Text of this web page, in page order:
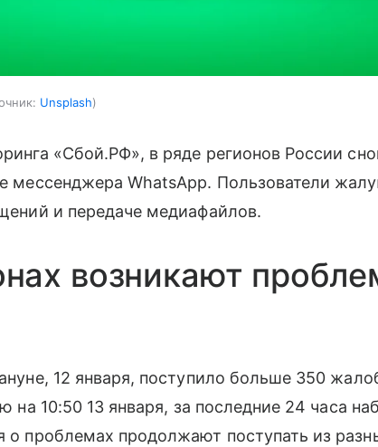
Unsplash
«Сбой.РФ», в ряде регионов России
мессенджера WhatsApp. Пользователи
и передаче медиафайлов.
возникают
12 января, поступило больше 350
на 10:50 13 января, за последние 24 часа
проблемах продолжают поступать из